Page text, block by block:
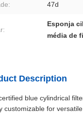
47d
Esponja
média de
Description
blue cylindrical
customizable for